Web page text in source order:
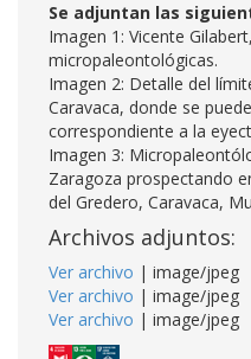
Se adjuntan las
Imagen 1: Vicente
micropaleontológicas.
Imagen 2: Detalle del
Caravaca, donde se
correspondiente a la
Imagen 3:
Zaragoza prospectando
del Gredero, Caravaca,
Archivos adjuntos:
Ver archivo | image/jpeg
Ver archivo | image/jpeg
Ver archivo | image/jpeg